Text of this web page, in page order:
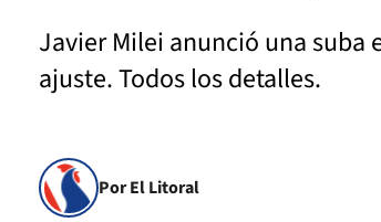
Javier Milei anunció una suba
ajuste. Todos los detalles.
Por El Litoral